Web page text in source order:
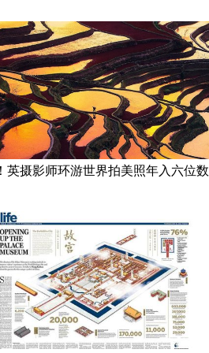
英摄影师环游世界拍美照年入六位数